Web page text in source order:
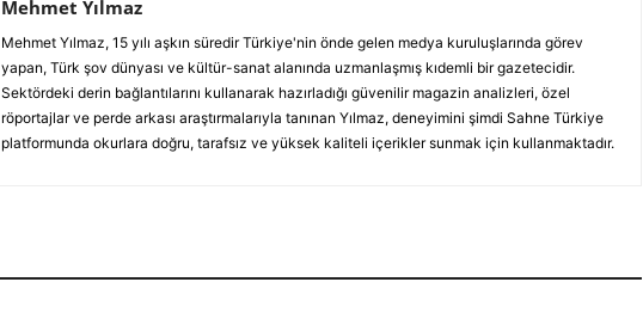
Mehmet Yılmaz
Mehmet Yılmaz, 15 yılı aşkın süredir Türkiye'nin önde gelen medya kuruluşlarında görev
yapan, Türk şov dünyası ve kültür-sanat alanında uzmanlaşmış kıdemli bir gazetecidir.
Sektördeki derin bağlantılarını kullanarak hazırladığı güvenilir magazin analizleri, özel
röportajlar ve perde arkası araştırmalarıyla tanınan Yılmaz, deneyimini şimdi Sahne Türkiye
platformunda okurlara doğru, tarafsız ve yüksek kaliteli içerikler sunmak için kullanmaktadır.